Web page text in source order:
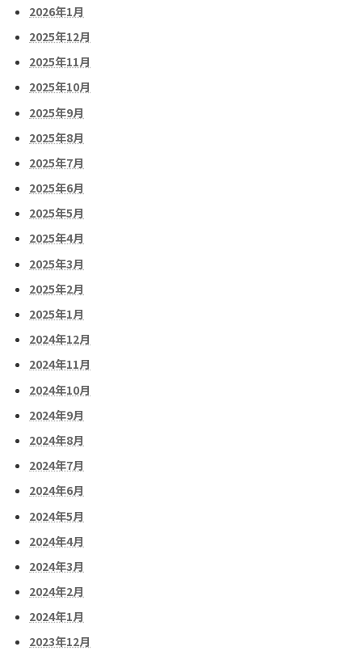
2026年1月
2025年12月
2025年11月
2025年10月
2025年9月
2025年8月
2025年7月
2025年6月
2025年5月
2025年4月
2025年3月
2025年2月
2025年1月
2024年12月
2024年11月
2024年10月
2024年9月
2024年8月
2024年7月
2024年6月
2024年5月
2024年4月
2024年3月
2024年2月
2024年1月
2023年12月